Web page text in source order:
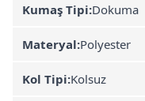
Kumaş Tipi:Dokuma
Materyal:Polyester
Kol Tipi:Kolsuz